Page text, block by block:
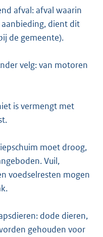
afval: afval waarin
aanbieding, dient dit
de gemeente).
velg: van motoren
is vermengt met
moet droog,
Vuil,
voedselresten mogen
dode dieren,
gehouden voor